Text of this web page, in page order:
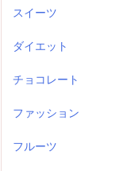
スイーツ
ダイエット
チョコレート
ファッション
フルーツ